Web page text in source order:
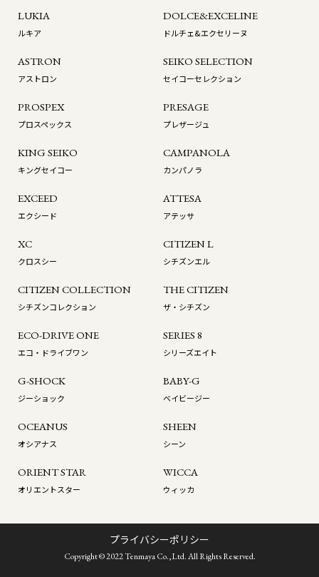
LUKIA
ルキア
DOLCE&EXCELINE
ドルチェ&エクセリーヌ
ASTRON
アストロン
SEIKO SELECTION
セイコーセレクション
PROSPEX
プロスペックス
PRESAGE
プレザージュ
KING SEIKO
キングセイコー
CAMPANOLA
カンパノラ
EXCEED
エクシード
ATTESA
アテッサ
XC
クロスシー
CITIZEN L
シチズンエル
CITIZEN COLLECTION
シチズンコレクション
THE CITIZEN
ザ・シチズン
ECO-DRIVE ONE
エコ・ドライブワン
SERIES 8
シリーズエイト
G-SHOCK
ジーショック
BABY-G
ベイビージー
OCEANUS
オシアナス
SHEEN
シーン
ORIENT STAR
オリエントスター
WICCA
ウィッカ
プライバシーポリシー
Copyright © 2022 Tenmaya Co.,Ltd. All Rights Reserved.